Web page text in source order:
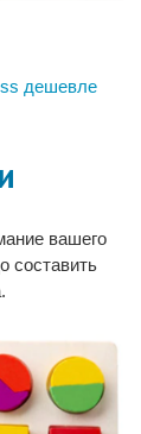
дешевле
вашего
составить